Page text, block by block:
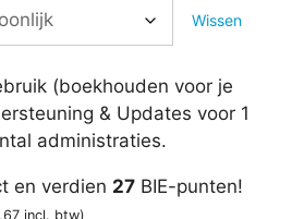
Wissen
(boekhouden voor je
& Updates voor 1
administraties.
en verdien 27 BIE-punten!
incl. btw)